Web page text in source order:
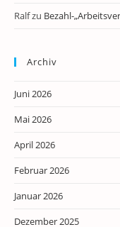
Ralfzu Bezahl-
Archiv
Juni 2026
Mai 2026
April 2026
Februar 2026
Januar 2026
Dezember 2025